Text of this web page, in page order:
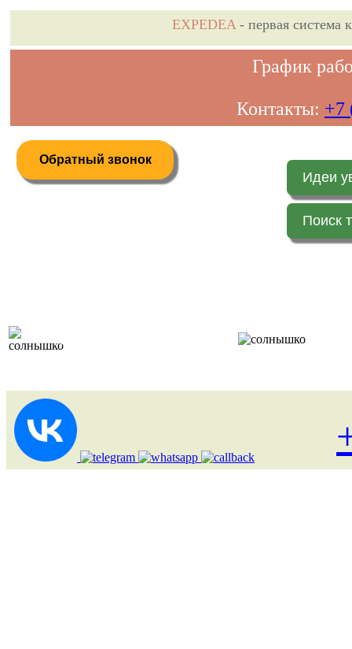
EXPEDEA- первая система
График
Контакты: +7
Обратный звонок
Идеи
Поиск